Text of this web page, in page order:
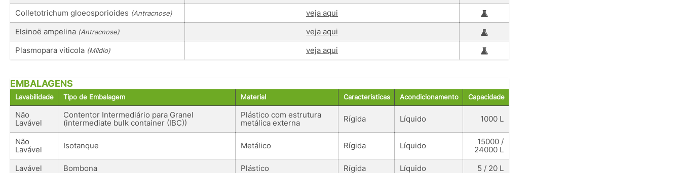
Colletotrichum gloeosporioides (Antracnose)
veja aqui
Elsinoë ampelina (Antracnose)
veja aqui
Plasmopara viticola (Míldio) veja aqui
EMBALAGENS
Lavabilidade Tipo de Embalagem Material Características Acondicionamento Capacidade
Não
Lavável
Contentor Intermediário para Granel
(intermediate bulk container (IBC))
Plástico com estrutura
metálica externa
Rígida Líquido 1000 L
Não
Lavável
Isotanque Metálico Rígida Líquido
15000 /
24000 L
Lavável
Bombona Plástico Rígida Líquido 5 / 20 L